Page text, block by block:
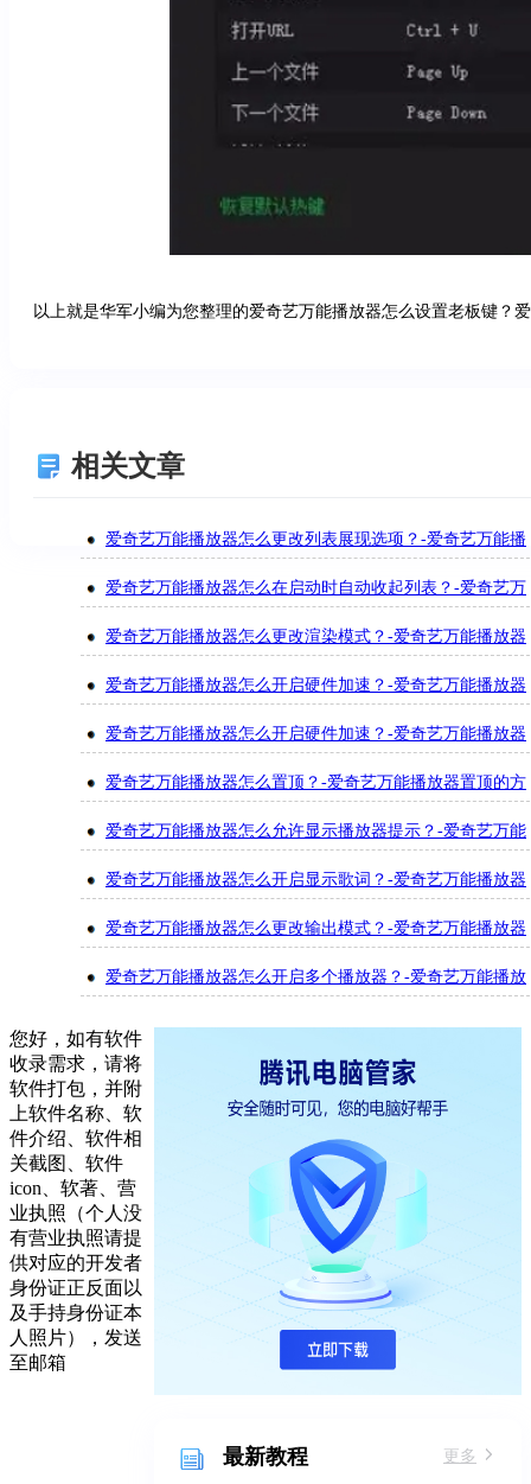
以上就是华军小编为您整理的爱奇艺万能播放器怎么设置老板键？
相关文章
爱奇艺万能播放器怎么更改列表展现选项？-爱奇艺万能播
放器更改列表展现选项的方法
爱奇艺万能播放器怎么在启动时自动收起列表？-爱奇艺万
能播放器在启动时自动收起列表的方法
爱奇艺万能播放器怎么更改渲染模式？-爱奇艺万能播放器
更改渲染模式的方法
爱奇艺万能播放器怎么开启硬件加速？-爱奇艺万能播放器
开启硬件加速的方法
爱奇艺万能播放器怎么开启硬件加速？-爱奇艺万能播放器
开启硬件加速的方法
爱奇艺万能播放器怎么置顶？-爱奇艺万能播放器置顶的方
爱奇艺万能播放器怎么允许显示播放器提示？-爱奇艺万能
播放器允许显示播放器提示的方法
爱奇艺万能播放器怎么开启显示歌词？-爱奇艺万能播放器
开启显示歌词的方法
爱奇艺万能播放器怎么更改输出模式？-爱奇艺万能播放器
更改输出模式的方法
爱奇艺万能播放器怎么开启多个播放器？-爱奇艺万能播放
最新教程 更多
您好，如有软件
收录需求，请将
软件打包，并附
上软件名称、软
件介绍、软件相
关截图、软件
icon、软著、营
业执照（个人没
有营业执照请提
供对应的开发者
身份证正反面以
及手持身份证本
人照片），发送
至邮箱